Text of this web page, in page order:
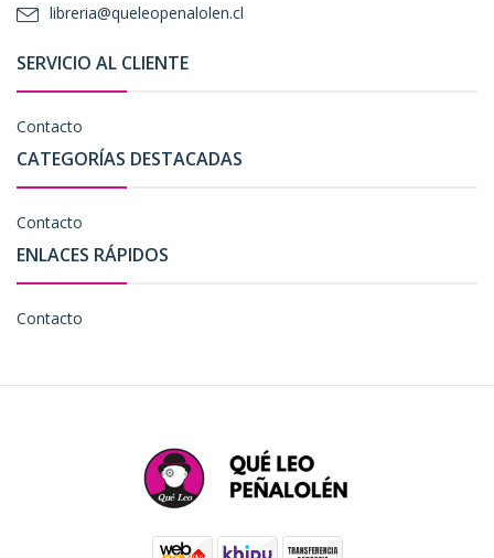
libreria@queleopenalolen.cl
SERVICIO AL CLIENTE
Contacto
CATEGORÍAS DESTACADAS
Contacto
ENLACES RÁPIDOS
Contacto